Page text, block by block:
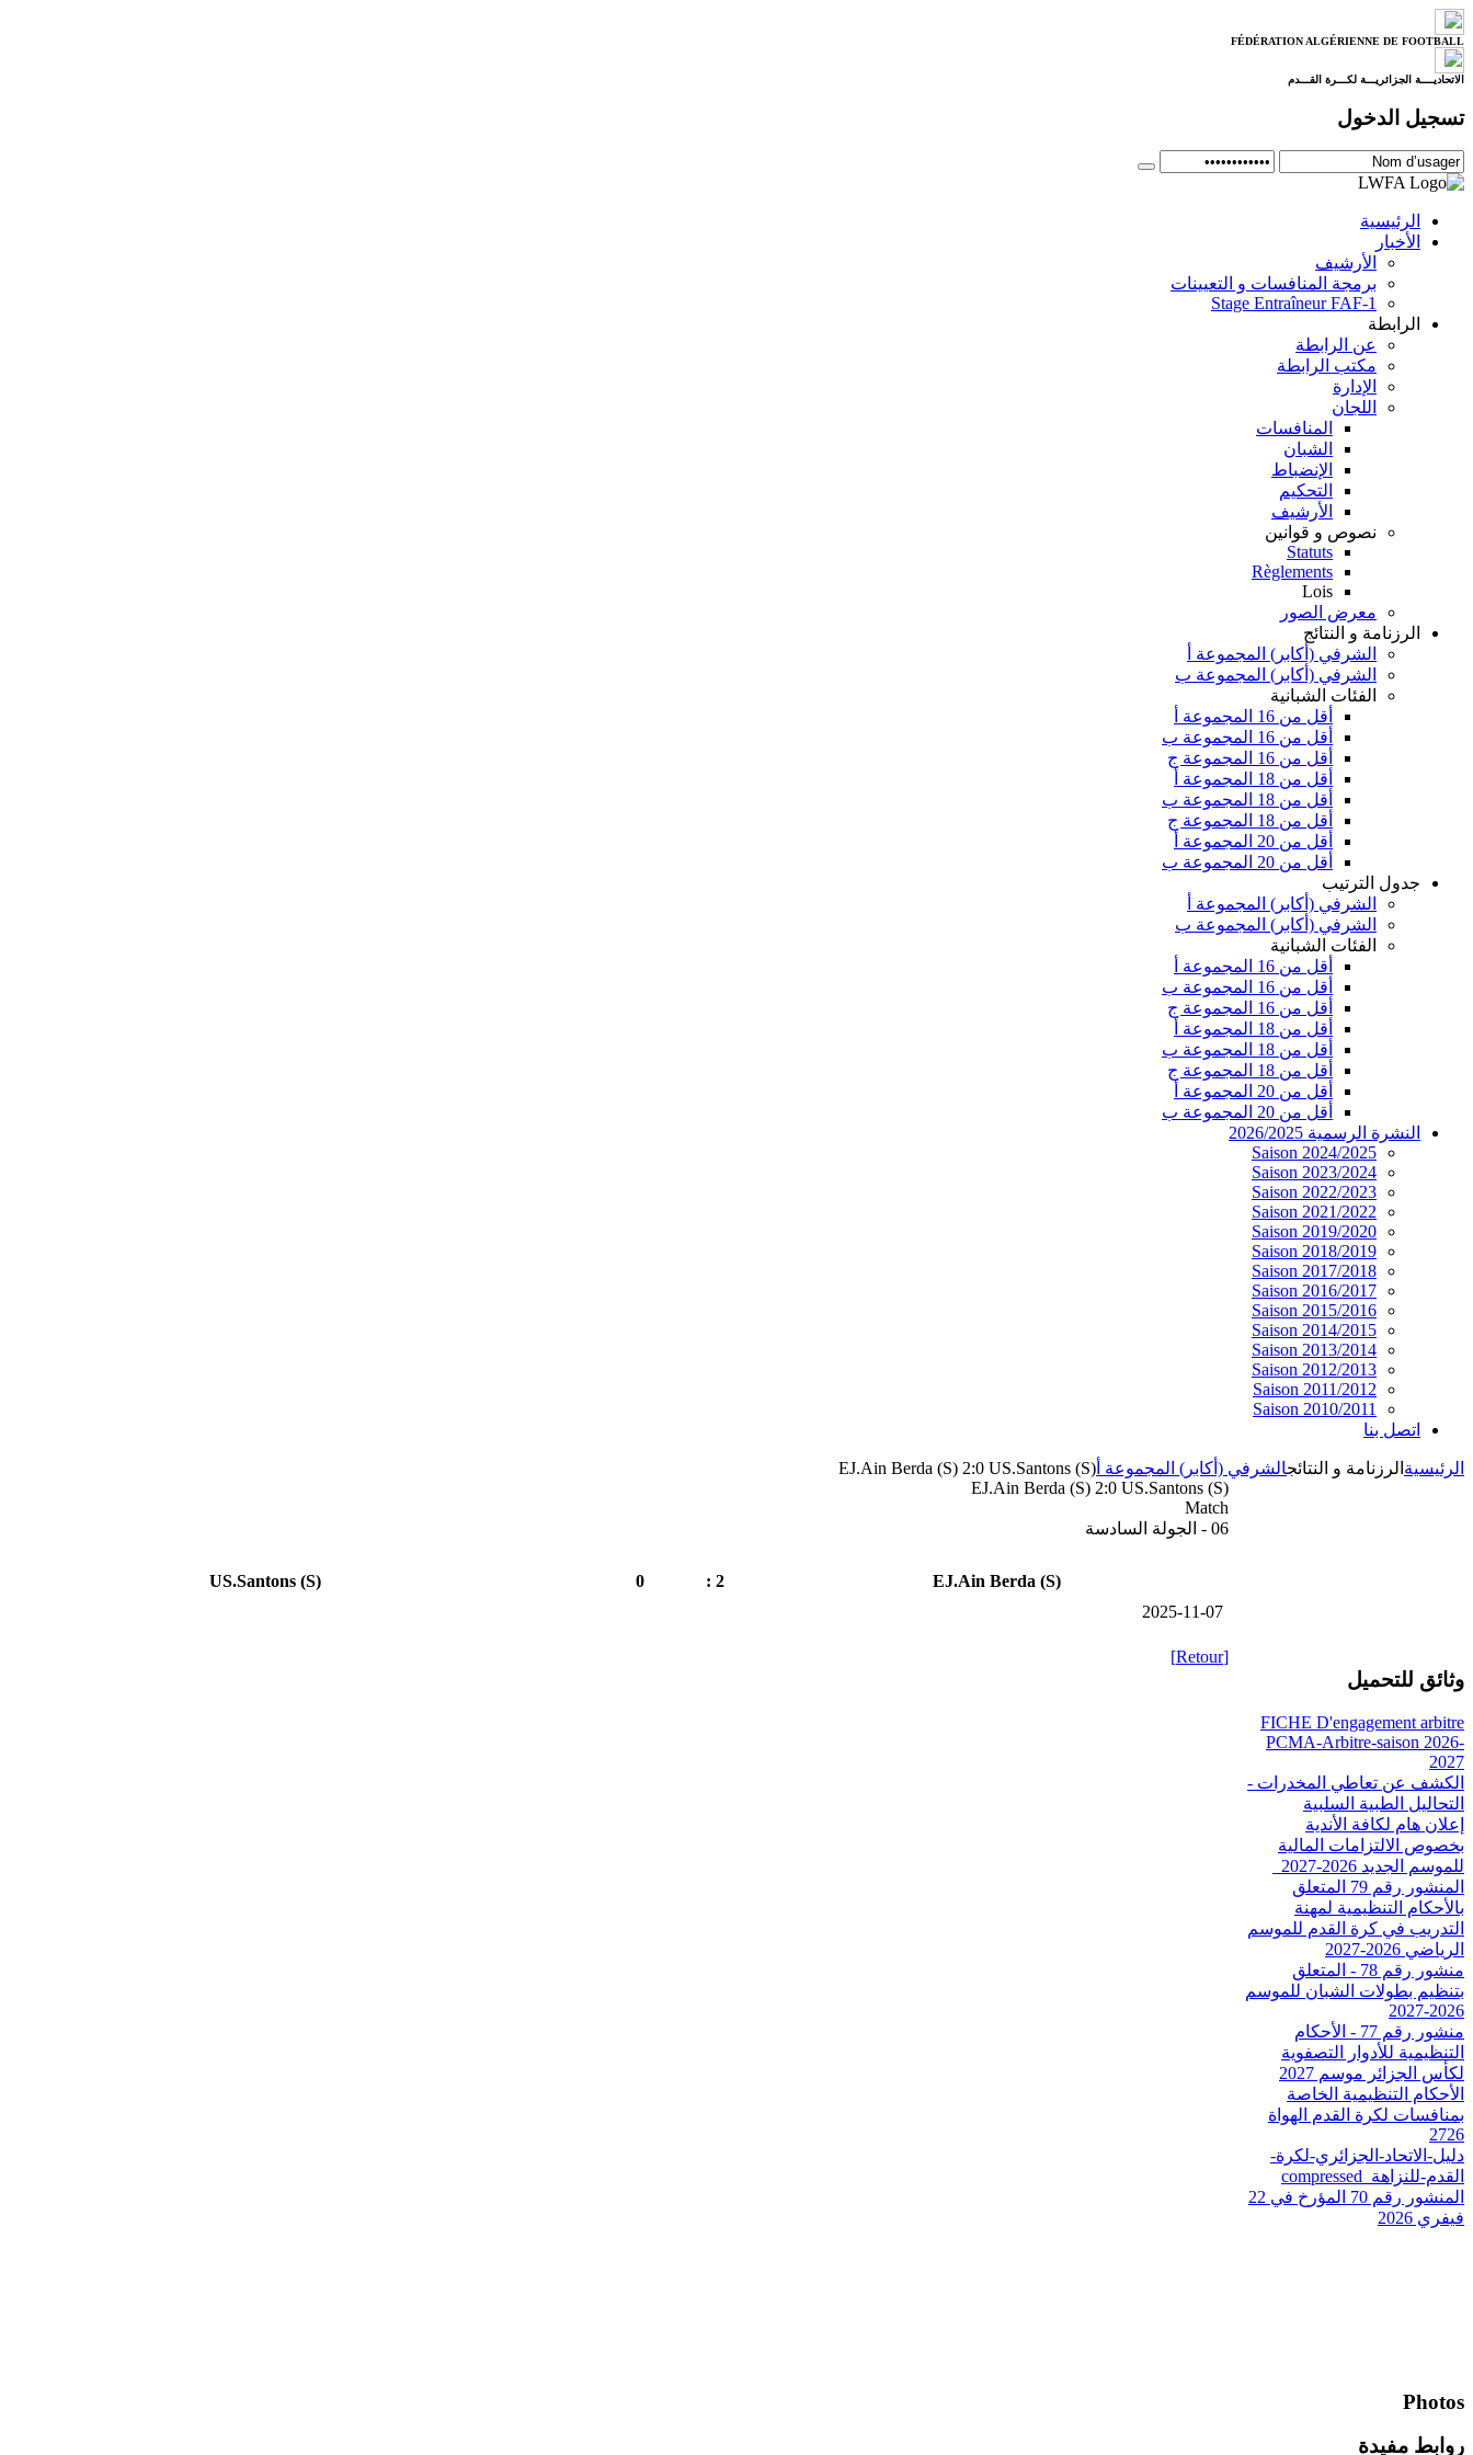
FÉDÉRATION ALGÉRIENNE DE FOOTBALL
الاتحاديــــة الجزائريـــة لكـــرة القـــدم
تسجيل الدخول
الرئيسية
الأخبار
الأرشيف
برمجة المنافسات و التعيينات
Stage Entraîneur FAF-1
الرابطة
عن الرابطة
مكتب الرابطة
الإدارة
اللجان
المنافسات
الشبان
الإنضباط
التحكيم
الأرشيف
نصوص و قوانين
Statuts
Règlements
Lois
معرض الصور
الرزنامة و النتائج
الشرفي (أكابر) المجموعة أ
الشرفي (أكابر) المجموعة ب
الفئات الشبانية
أقل من 16 المجموعة أ
أقل من 16 المجموعة ب
أقل من 16 المجموعة ج
أقل من 18 المجموعة أ
أقل من 18 المجموعة ب
أقل من 18 المجموعة ج
أقل من 20 المجموعة أ
أقل من 20 المجموعة ب
جدول الترتيب
الشرفي (أكابر) المجموعة أ
الشرفي (أكابر) المجموعة ب
الفئات الشبانية
أقل من 16 المجموعة أ
أقل من 16 المجموعة ب
أقل من 16 المجموعة ج
أقل من 18 المجموعة أ
أقل من 18 المجموعة ب
أقل من 18 المجموعة ج
أقل من 20 المجموعة أ
أقل من 20 المجموعة ب
النشرة الرسمية 2026/2025
Saison 2024/2025
Saison 2023/2024
Saison 2022/2023
Saison 2021/2022
Saison 2019/2020
Saison 2018/2019
Saison 2017/2018
Saison 2016/2017
Saison 2015/2016
Saison 2014/2015
Saison 2013/2014
Saison 2012/2013
Saison 2011/2012
Saison 2010/2011
اتصل بنا
الرئيسية الرزنامة و النتائجالشرفي (أكابر) المجموعة أ EJ.Ain Berda (S) 2:0 US.Santons (S)
EJ.Ain Berda (S) 2:0 US.Santons (S)
Match
06 - الجولة السادسة
EJ.Ain Berda (S)
2 :
0
US.Santons (S)
2025-11-07
[Retour]
وثائق للتحميل
FICHE D'engagement arbitre
PCMA-Arbitre-saison 2026-
2027
الكشف عن تعاطي المخدرات -
التحاليل الطبية السلبية
إعلان هام لكافة الأندية
بخصوص الالتزامات المالية
للموسم الجديد 2026-2027_
المنشور رقم 79 المتعلق
بالأحكام التنظيمية لمهنة
التدريب في كرة القدم للموسم
الرياضي 2026-2027
منشور رقم 78 - المتعلق
بتنظيم بطولات الشبان للموسم
2026-2027
منشور رقم 77 - الأحكام
التنظيمية للأدوار التصفوية
لكأس الجزائر موسم 2027
الأحكام التنظيمية الخاصة
بمنافسات لكرة القدم الهواة
2726
دليل-الاتحاد-الجزائري-لكرة-
القدم-للنزاهة_compressed
المنشور رقم 70 المؤرخ في 22
فيفري 2026
Photos
روابط مفيدة